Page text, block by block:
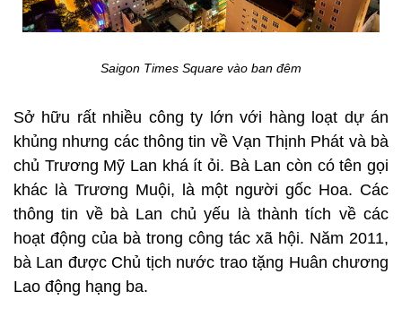
Saigon Times Square vào ban đêm
Sở hữu rất nhiều công ty lớn với hàng loạt dự án
khủng nhưng các thông tin về Vạn Thịnh Phát và bà
chủ Trương Mỹ Lan khá ít ỏi. Bà Lan còn có tên gọi
khác là Trương Muội, là một người gốc Hoa. Các
thông tin về bà Lan chủ yếu là thành tích về các
hoạt động của bà trong công tác xã hội. Năm 2011,
bà Lan được Chủ tịch nước trao tặng Huân chương
Lao động hạng ba.